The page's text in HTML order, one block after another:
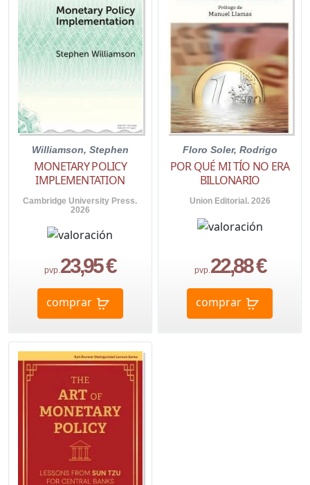
Williamson, Stephen
MONETARY POLICY
IMPLEMENTATION
Cambridge University Press.
2026
pvp.23,95 €
comprar
Floro Soler, Rodrigo
POR QUÉ MI TÍO NO ERA
BILLONARIO
Union Editorial. 2026
pvp.22,88 €
comprar